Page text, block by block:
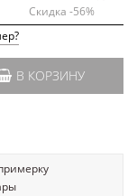
Скидка -56%
В КОРЗИНУ